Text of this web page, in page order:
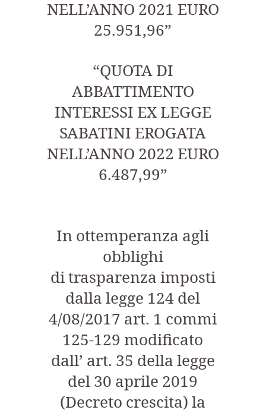
NELL’ANNO 2021 EURO
25.951,96”
“QUOTA DI
ABBATTIMENTO
INTERESSI EX LEGGE
SABATINI EROGATA
NELL’ANNO 2022 EURO
6.487,99”
In ottemperanza agli
obblighi
di trasparenza imposti
dalla legge 124 del
4/08/2017 art. 1 commi
125-129 modificato
dall’ art. 35 della legge
del 30 aprile 2019
(Decreto crescita) la